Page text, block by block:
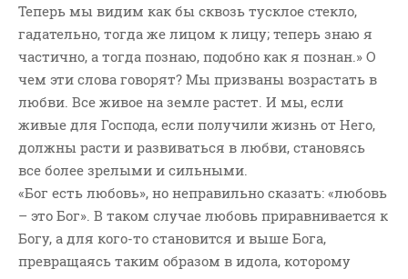
Теперь мы видим как бы сквозь тусклое стекло,
гадательно, тогда же лицом к лицу; теперь знаю я
частично, а тогда познаю, подобно как я познан.» О
чем эти слова говорят? Мы призваны возрастать в
любви. Все живое на земле растет. И мы, если
живые для Господа, если получили жизнь от Него,
должны расти и развиваться в любви, становясь
все более зрелыми и сильными.
«Бог есть любовь», но неправильно сказать: «любовь
– это Бог». В таком случае любовь приравнивается к
Богу, а для кого-то становится и выше Бога,
превращаясь таким образом в идола, которому